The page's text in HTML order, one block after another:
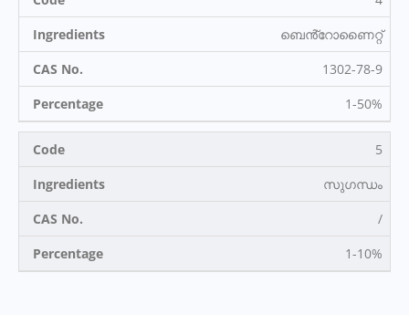
ബെൻ്റോണൈറ്റ്
1302-78-9
1-50%
5
സുഗന്ധം
/
1-10%